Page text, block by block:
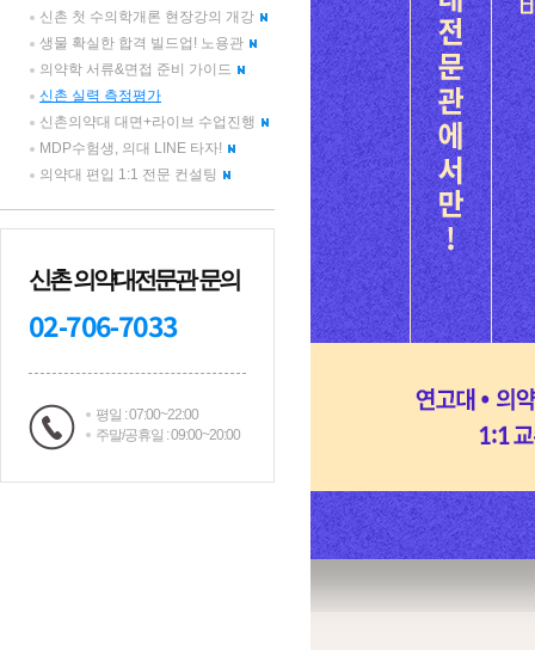
신촌 첫 수의학개론 현장강의 개강
생물 확실한 합격 빌드업! 노용관
의약학 서류&면접 준비 가이드
신촌 실력 측정평가
신촌의약대 대면+라이브 수업진행
MDP수험생, 의대 LINE 타자!
의약대 편입 1:1 전문 컨설팅
신촌 의약대전문관 문의
02-706-7033
평일 : 07:00~22:00
주말/공휴일 : 09:00~20:00